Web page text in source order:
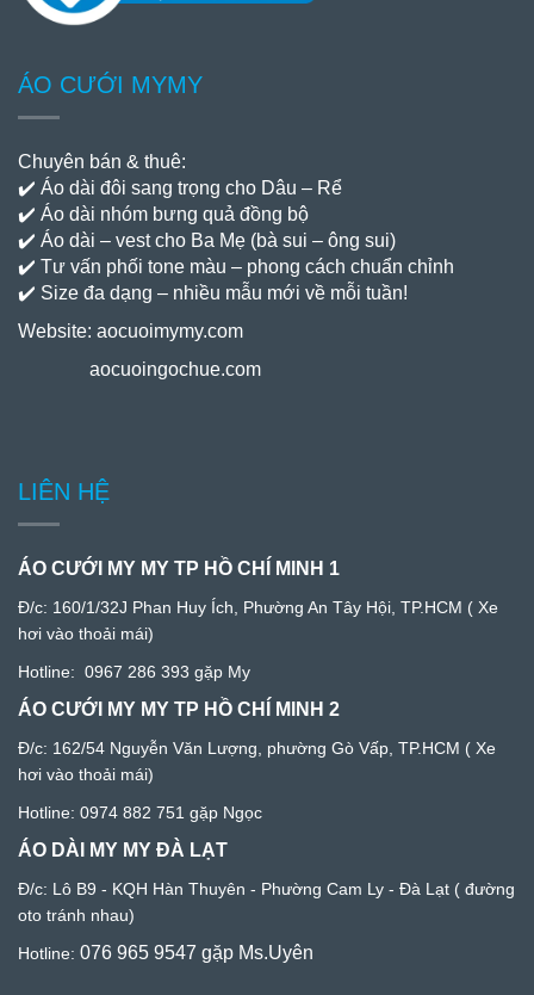
ÁO CƯỚI MYMY
Chuyên bán & thuê:
✔️ Áo dài đôi sang trọng cho Dâu – Rể
✔️ Áo dài nhóm bưng quả đồng bộ
✔️ Áo dài – vest cho Ba Mẹ (bà sui – ông sui)
✔️ Tư vấn phối tone màu – phong cách chuẩn chỉnh
✔️ Size đa dạng – nhiều mẫu mới về mỗi tuần!
Website: aocuoimymy.com
aocuoingochue.com
LIÊN HỆ
ÁO CƯỚI MY MY TP HỒ CHÍ MINH 1
Đ/c: 160/1/32J Phan Huy Ích, Phường An Tây Hội, TP.HCM ( Xe
hơi vào thoải mái)
Hotline: 0967 286 393 gặp My
ÁO CƯỚI MY MY TP HỒ CHÍ MINH 2
Đ/c: 162/54 Nguyễn Văn Lượng, phường Gò Vấp, TP.HCM ( Xe
hơi vào thoải mái)
Hotline: 0974 882 751 gặp Ngọc
ÁO DÀI MY MY ĐÀ LẠT
Đ/c: Lô B9 - KQH Hàn Thuyên - Phường Cam Ly - Đà Lạt ( đường
oto tránh nhau)
Hotline: 076 965 9547 gặp Ms.Uyên